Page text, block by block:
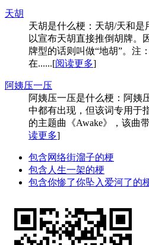
天胡
天胡是什么梗：天胡/天和是
以宣布天胡直接推倒胡牌。
牌型的话则叫做“地胡”。注
在......[阅读更多]
​阿姨压一压
阿姨压一压是什么梗：阿姨
中都有出现，但该词专用于
的主题曲《Awake》，该曲
读更多]
包含网络街溜子的梗
包含人生一架的梗
包含你惨了你坠入爱河了的